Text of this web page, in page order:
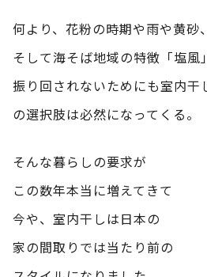
何より、花粉の時期や雨や黄砂、
そして海そば地域の特徴「塩風
振り回されないためにも室内干
の選択肢は必然になってくる。
そんな暮らしの要求が
この数年本当に増えてきて
今や、室内干しは日本の
家の間取りでは当たり前の